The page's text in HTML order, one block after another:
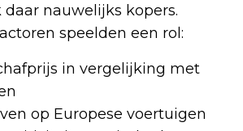
nauwelijks kopers.
speelden een rol:
in vergelijking met
op Europese voertuigen